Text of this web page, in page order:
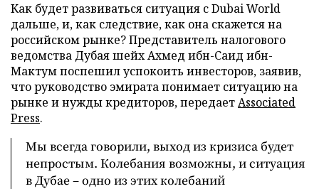
Как будет развиваться ситуация с Dubai World
дальше, и, как следствие, как она скажется на
российском рынке? Представитель налогового
ведомства Дубая шейх Ахмед ибн-Саид ибн-
Мактум поспешил успокоить инвесторов, заявив,
что руководство эмирата понимает ситуацию на
рынке и нужды кредиторов, передаетAssociated
Press.
Мы всегда говорили, выход из кризиса будет
непростым. Колебания возможны, и ситуация
в Дубае – одно из этих колебаний